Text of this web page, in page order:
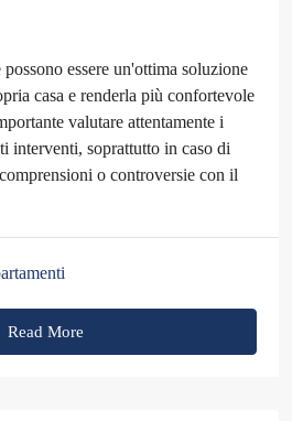
essere un'ottima soluzione
casa e renderla più confortevole
valutare attentamente i
interventi, soprattutto in caso di
o controversie con il
Read More